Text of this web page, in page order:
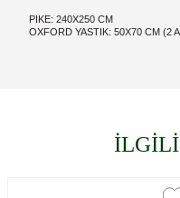
PIKE: 240X250 CM
OXFORD YASTIK: 50X70 CM (2